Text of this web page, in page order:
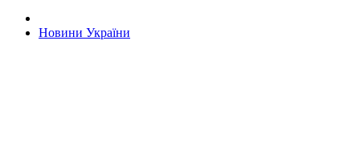
Новини України